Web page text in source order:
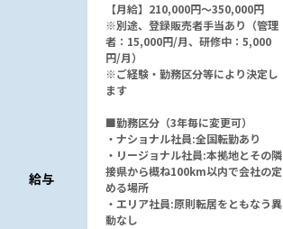
給与
【月給】210,000円～350,000円
※別途、登録販売者手当あり（管理
者：15,000円/月、研修中：5,000
円/月）
※ご経験・勤務区分等により決定し
ます
■勤務区分（3年毎に変更可）
・ナショナル社員:全国転勤あり
・リージョナル社員:本拠地とその隣
接県から概ね100km以内で会社の定
める場所
・エリア社員:原則転居をともなう異
動なし